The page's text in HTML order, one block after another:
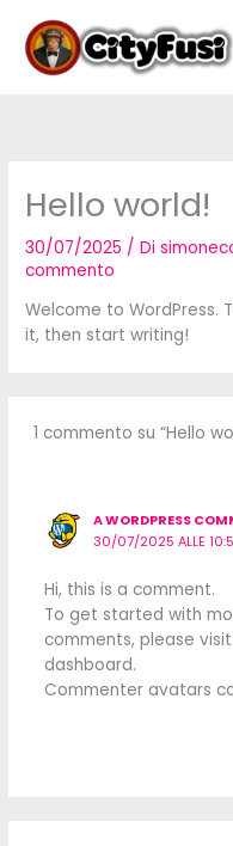
contenuto
Hello world!
30/07/2025 / Di
commento
Welcome to WordPress.
it, then start writing!
1 commento su “Hello
A WORDPRESS
30/07/2025 ALLE
Hi, this is a comment.
To get started with
comments, please
dashboard.
Commenter avatars